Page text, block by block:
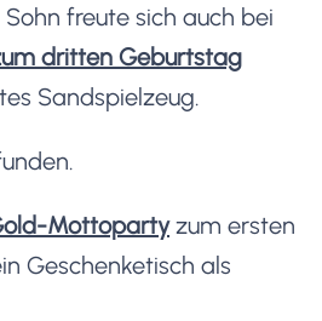
freute sich auch bei
dritten Geburtstag
Sandspielzeug.
Mottopartyzum ersten
Geschenketisch als